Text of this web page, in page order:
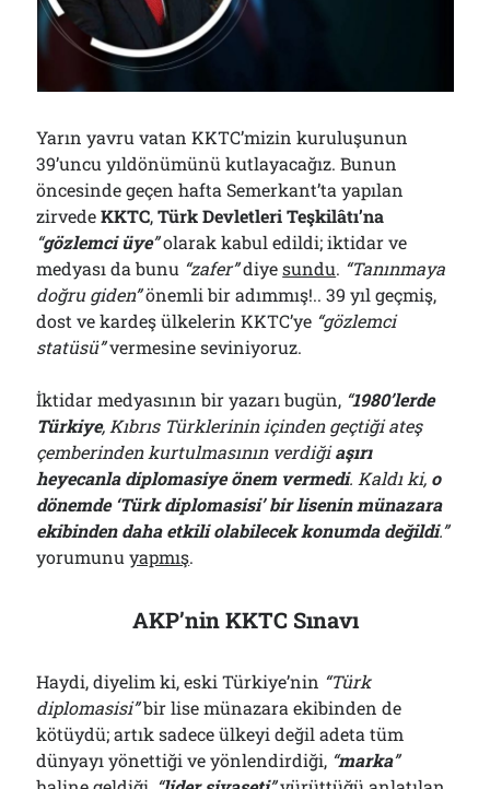
Çağırdı!..
31/07/2026
Arşivler
Yarın yavru vatan KKTC’mizin kuruluşunun
39’uncu yıldönümünü kutlayacağız. Bunun
öncesinde geçen hafta Semerkant’ta yapılan
zirvedeKKTC,Türk Devletleri Teşkilâtı’na
“gözlemci üye”olarak kabul edildi; iktidar ve
medyası da bunu “zafer”diyesundu. “Tanınmaya
doğru giden”önemli bir adımmış!.. 39 yıl geçmiş,
dost ve kardeş ülkelerin KKTC’ye “gözlemci
statüsü”vermesine seviniyoruz.
İktidar medyasının bir yazarı bugün, “1980’lerde
Türkiye, Kıbrıs Türklerinin içinden geçtiği ateş
çemberinden kurtulmasının verdiğiaşırı
heyecanla diplomasiye önem vermedi. Kaldı ki, o
dönemde ‘Türk diplomasisi’ bir lisenin münazara
ekibinden daha etkili olabilecek konumda değildi.”
yorumunuyapmış.
AKP’nin KKTC Sınavı
Haydi, diyelim ki, eski Türkiye’nin “Türk
diplomasisi”bir lise münazara ekibinden de
kötüydü; artık sadece ülkeyi değil adeta tüm
dünyayı yönettiği ve yönlendirdiği, “marka”